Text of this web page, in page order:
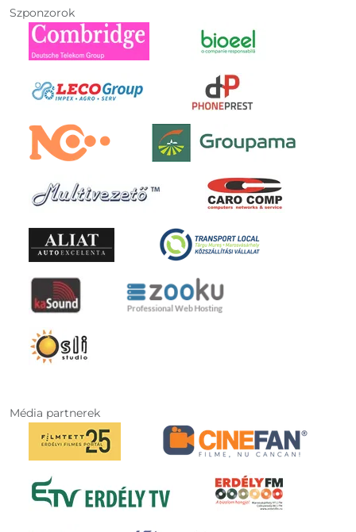
Szponzorok
Média partnerek